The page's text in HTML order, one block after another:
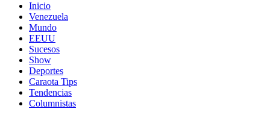
Inicio
Venezuela
Mundo
EEUU
Sucesos
Show
Deportes
Caraota Tips
Tendencias
Columnistas